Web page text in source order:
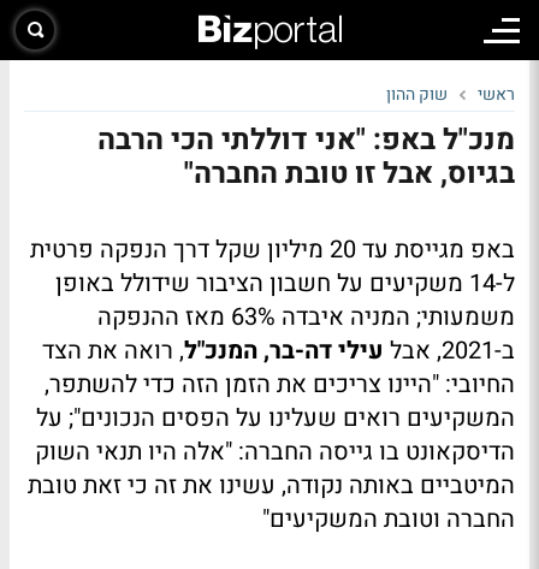
ראשי שוק ההון
מנכ"ל באפ: "אני דוללתי הכי הרבה
בגיוס, אבל זו טובת החברה"
באפ מגייסת עד 20 מיליון שקל דרך הנפקה פרטית
ל-14 משקיעים על חשבון הציבור שידולל באופן
משמעותי; המניה איבדה 63% מאז ההנפקה
ב-2021, אבל
עילי דה-בר, המנכ"ל, רואה את הצד
החיובי: "היינו צריכים את הזמן הזה כדי להשתפר,
המשקיעים רואים שעלינו על הפסים הנכונים"; על
הדיסקאונט בו גייסה החברה: "אלה היו תנאי השוק
המיטביים באותה נקודה, עשינו את זה כי זאת טובת
החברה וטובת המשקיעים"